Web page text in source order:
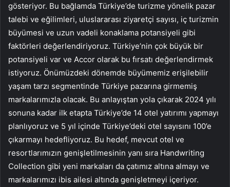
gösteriyor. Bu bağlamda Türkiye’de turizme yönelik pazar
talebi ve eğilimleri, uluslararası ziyaretçi sayısı, iç turizmin
büyümesi ve uzun vadeli konaklama potansiyeli gibi
faktörleri değerlendiriyoruz. Türkiye’nin çok büyük bir
potansiyeli var ve Accor olarak bu fırsatı değerlendirmek
istiyoruz. Önümüzdeki dönemde büyümemiz erişilebilir
yaşam tarzı segmentinde Türkiye pazarına girmemiş
markalarımızla olacak. Bu anlayıştan yola çıkarak 2024 yılı
sonuna kadar ilk etapta Türkiye’de 14 otel yatırımı yapmayı
planlıyoruz ve 5 yıl içinde Türkiye’deki otel sayısını 100’e
çıkarmayı hedefliyoruz. Bu hedef, mevcut otel ve
resortlarımızın genişletilmesinin yanı sıra Handwriting
Collection gibi yeni markaları da çatımız altına almayı ve
markalarımızı ibis ailesi altında genişletmeyi içeriyor.